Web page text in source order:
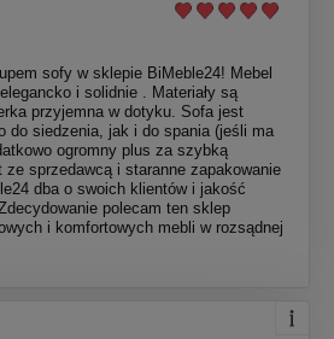
sofy w sklepie BiMeble24! Mebel
i solidnie . Materiały są
przyjemna w dotyku. Sofa jest
do siedzenia, jak i do spania (jeśli ma
ogromny plus za szybką
sprzedawcą i staranne zapakowanie
dba o swoich klientów i jakość
polecam ten sklep
i komfortowych mebli w rozsądnej